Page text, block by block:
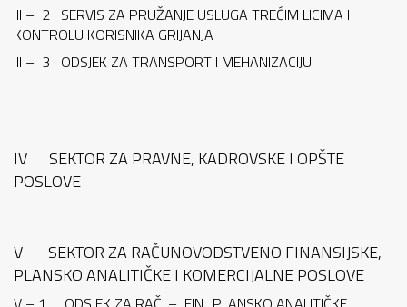
III – 2 SERVIS ZA PRUŽANJE USLUGA TREĆIM LICIMA I
KONTROLU KORISNIKA GRIJANJA
III – 3 ODSJEK ZA TRANSPORT I MEHANIZACIJU
IV SEKTOR ZA PRAVNE, KADROVSKE I OPŠTE
POSLOVE
V SEKTOR ZA RAČUNOVODSTVENO FINANSIJSKE,
PLANSKO ANALITIČKE I KOMERCIJALNE POSLOVE